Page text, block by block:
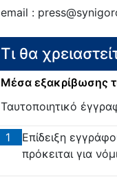
email :
Τι θα
Μέσα εξακρίβωσης
Ταυτοποιητικό
1
Επίδειξη
πρόκειται για